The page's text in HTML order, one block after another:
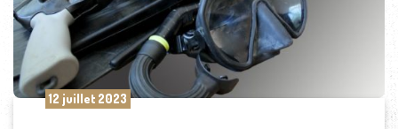
12 juillet 2023